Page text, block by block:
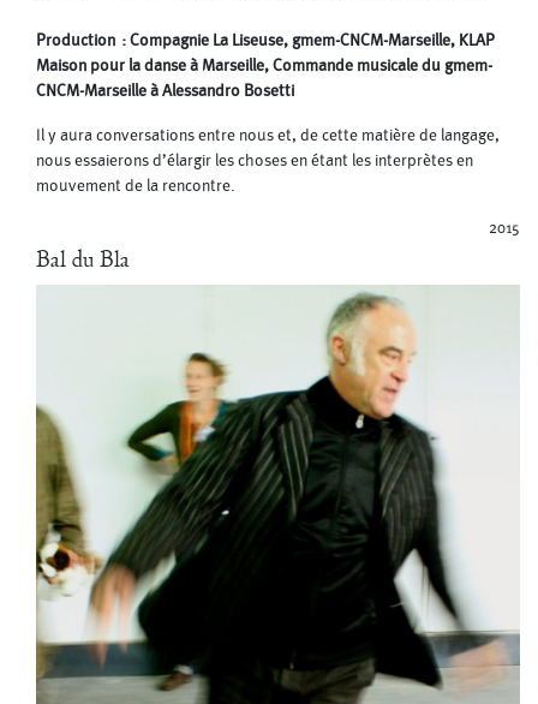
Production : Compagnie La Liseuse, gmem-CNCM-Marseille, KLAP
Maison pour la danse à Marseille, Commande musicale du gmem-
CNCM-Marseille à Alessandro Bosetti
Il y aura conversations entre nous et, de cette matière de langage,
nous essaierons d’élargir les choses en étant les interprètes en
mouvement de la rencontre.
2015
Bal du Bla